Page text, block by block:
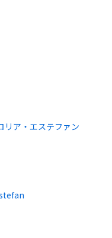
リア・エステファン